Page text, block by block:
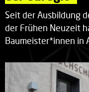
Seit der Ausbildung
der Frühen Neuzeit
Baumeister*innen in